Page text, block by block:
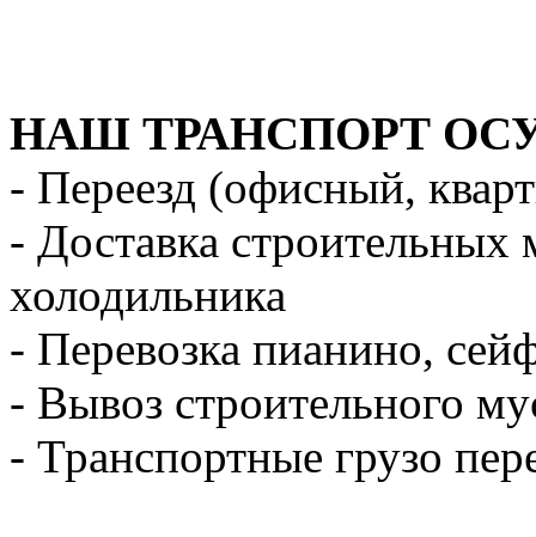
НАШ ТРАНСПОРТ
- Переезд (офисный,
- Доставка
холодильника
- Перевозка пианино,
- Вывоз строительного
- Транспортные грузо